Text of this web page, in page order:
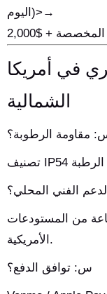
اليوم)>→
في أمريكا
الشمالية
مقاومة الرطوبة؟
الفني المحلي؟
قطع الغيار على مدار 24 ساعة من المستودعات
الأمريكية.
س: توافق الدفع؟